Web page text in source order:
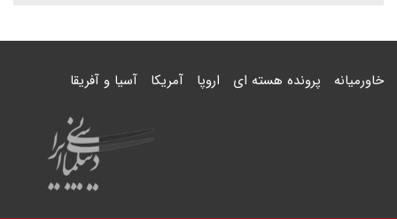
خاورمیانه پرونده هسته ای اروپا آمریکا آسیا و آفریقا